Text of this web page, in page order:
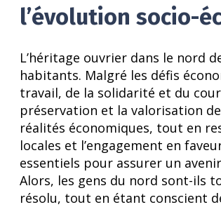
l’évolution socio-
L’héritage ouvrier dans le nord
habitants. Malgré les défis
travail, de la solidarité et du
préservation et la valorisation
réalités économiques, tout en
locales et l’engagement en
essentiels pour assurer un
Alors, les gens du nord sont-ils
résolu, tout en étant conscient